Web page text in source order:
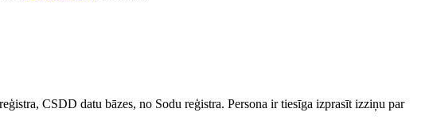
CSDD datu bāzes, no Sodu reģistra. Persona ir tiesīga izprasīt izziņu par